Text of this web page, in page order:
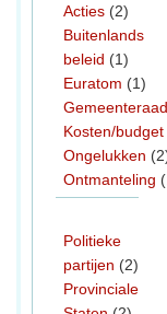
Acties (2)
Buitenlands
beleid (1)
Euratom (1)
Gemeenteraad
Kosten/budget
Ongelukken
Ontmanteling
Politieke
partijen (2)
Provinciale